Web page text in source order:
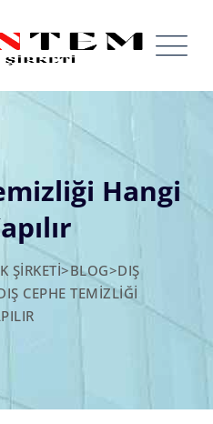
Hangi
ŞIRKETI>BLOG>DIŞ
CEPHE TEMIZLIĞI